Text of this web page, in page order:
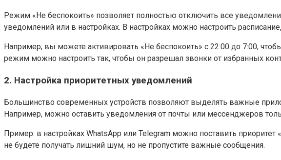
Режим «Не беспокоить» позволяет полностью отключить все
уведомлений или в настройках. В настройках можно настроить
Например, вы можете активировать «Не беспокоить» с 22:00 до 7:00,
режим можно настроить так, чтобы он разрешал звонки от избранных
2. Настройка приоритетных уведомлений
Большинство современных устройств позволяют выделять важные
Например, можно оставить уведомления от почты или мессенджеров
Пример: в настройках WhatsApp или Telegram можно поставить
не будете получать лишний шум, но не пропустите важные сообщения.